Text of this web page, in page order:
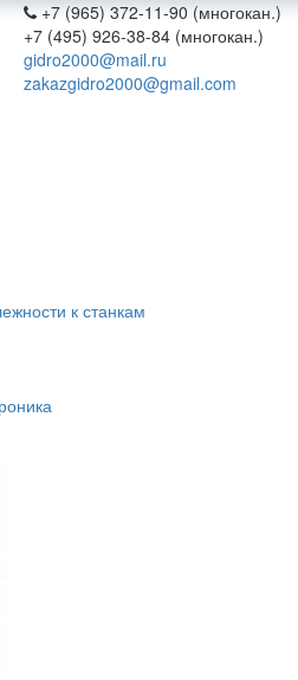
+7 (965) 372-11-90 (многокан.)
+7 (495) 926-38-84 (многокан.)
gidro2000@mail.ru
zakazgidro2000@gmail.com
к станкам